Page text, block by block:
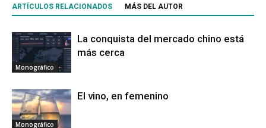
ARTÍCULOS RELACIONADOS MÁS DEL AUTOR
Monográfico
La conquista del mercado chino está
más cerca
Monográfico
El vino, en femenino